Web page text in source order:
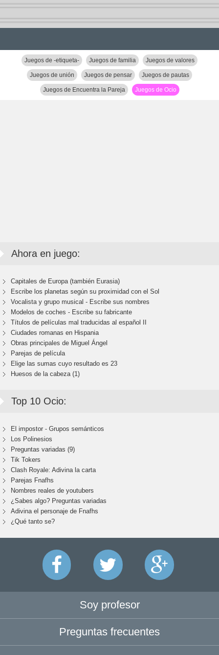
Juegos de -etiqueta- Juegos de familia Juegos de valores
Juegos de unión Juegos de pensar Juegos de pautas
Juegos de Encuentra la Pareja Juegos de Ocio
Ahora en juego:
Capitales de Europa (también Eurasia)
Escribe los planetas según su proximidad con el Sol
Vocalista y grupo musical - Escribe sus nombres
Modelos de coches - Escribe su fabricante
Títulos de películas mal traducidas al español II
Ciudades romanas en Hispania
Obras principales de Miguel Ángel
Parejas de película
Elige las sumas cuyo resultado es 23
Huesos de la cabeza (1)
Top 10 Ocio:
El impostor - Grupos semánticos
Los Polinesios
Preguntas variadas (9)
Tik Tokers
Clash Royale: Adivina la carta
Parejas Fnafhs
Nombres reales de youtubers
¿Sabes algo? Preguntas variadas
Adivina el personaje de Fnafhs
¿Qué tanto se?
Soy profesor
Preguntas frecuentes